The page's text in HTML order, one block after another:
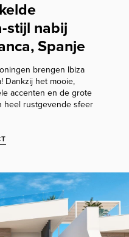
stijl nabij
Spanje
brengen Ibiza
Dankzij het mooie,
accenten en de grote
heel rustgevende sfeer